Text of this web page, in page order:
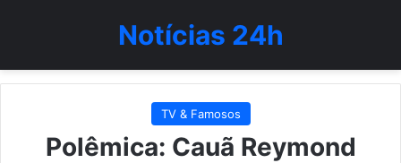
Notícias 24h
TV & Famosos
Polêmica: Cauã Reymond